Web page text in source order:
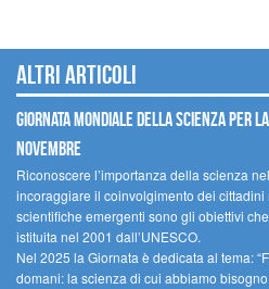
Altri articoli
Giornata mondiale della scienza per
novembre
Riconoscere l’importanza della scienza
incoraggiare il coinvolgimento dei
scientifiche emergenti sono gli obiettivi
istituita nel 2001 dall’UNESCO.
Nel 2025 la Giornata è dedicata al tema:
domani: la scienza di cui abbiamo bisogno